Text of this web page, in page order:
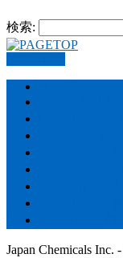
検索:
Japan Chemicals